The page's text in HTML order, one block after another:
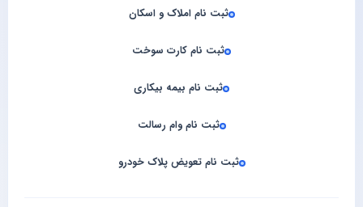
ثبت نام املاک و اسکان
ثبت نام کارت سوخت
ثبت نام بیمه بیکاری
ثبت نام وام رسالت
ثبت نام تعویض پلاک خودرو